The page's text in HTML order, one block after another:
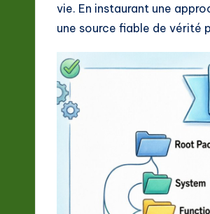
vie. En instaurant une
une source fiable de vérité